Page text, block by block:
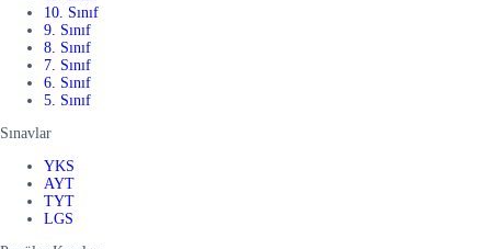
10. Sınıf
9. Sınıf
8. Sınıf
7. Sınıf
6. Sınıf
5. Sınıf
Sınavlar
YKS
AYT
TYT
LGS